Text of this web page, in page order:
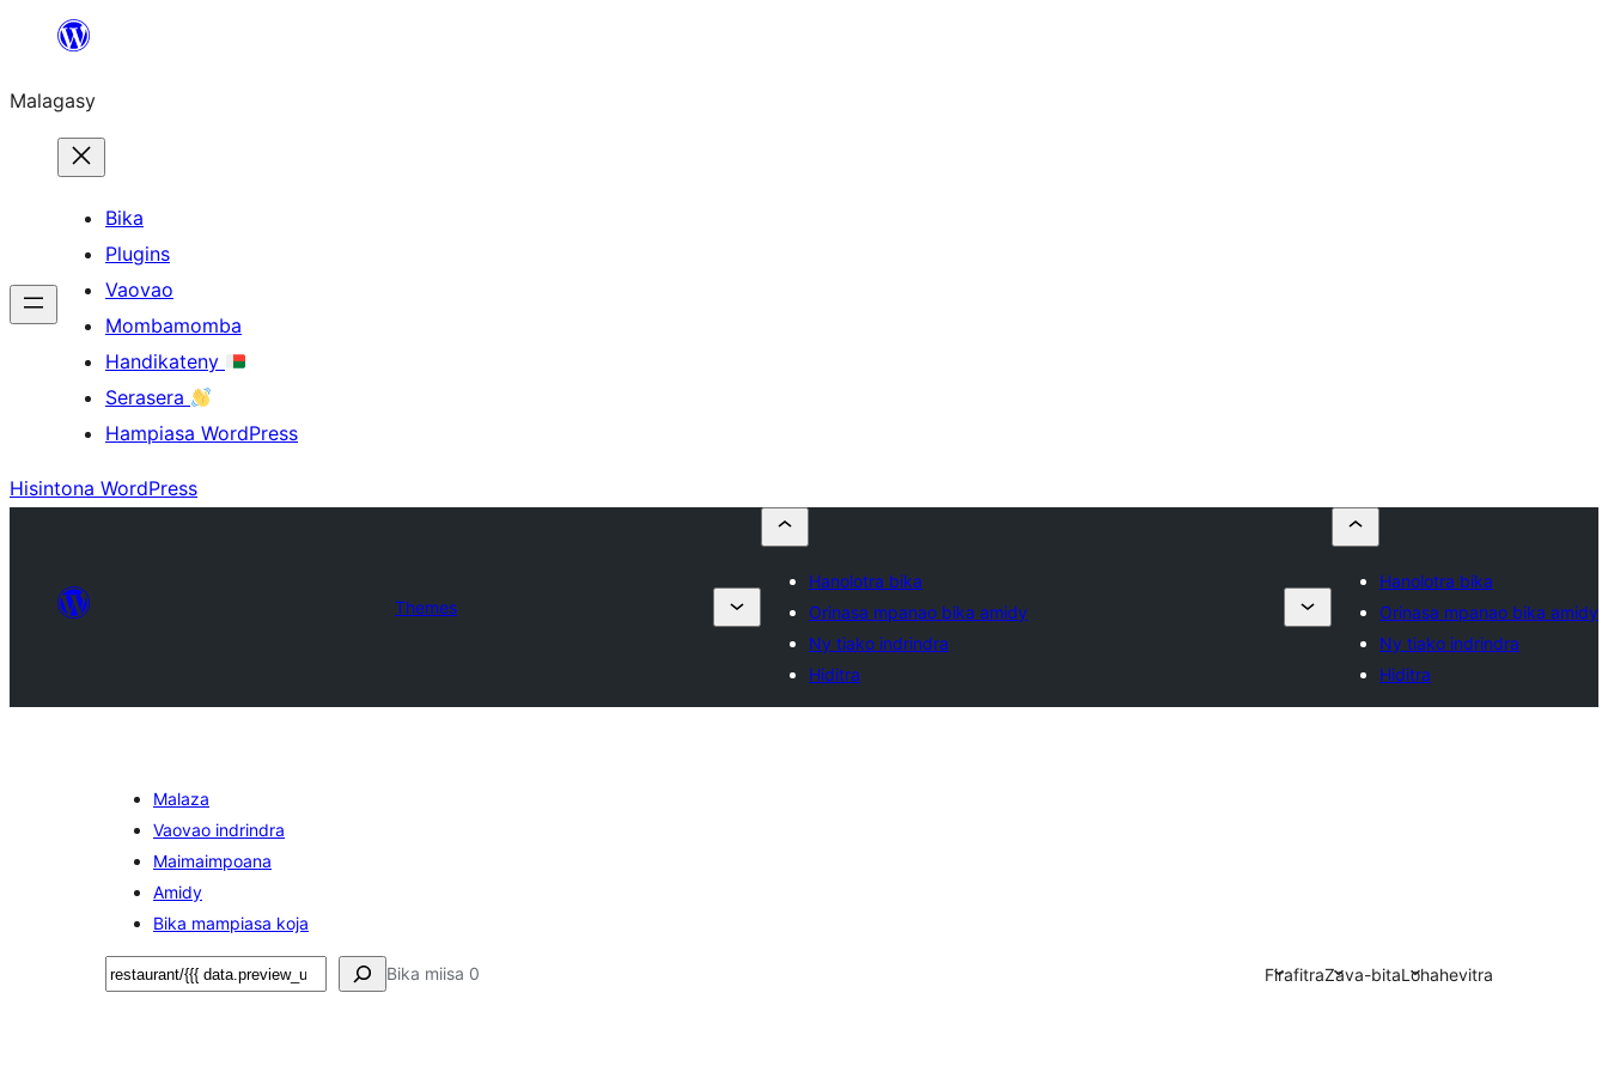
Hakany
ventiny
Malagasy
Bika
Plugins
Vaovao
Mombamomba
Handikateny
Serasera
Hampiasa WordPress
Hisintona WordPress
Themes
Hanolotra bika
Orinasa mpanao bika amidy
Ny tiako indrindra
Hiditra
Hanolotra bika
Orinasa mpanao bika amidy
Ny tiako indrindra
Hiditra
Malaza
Vaovao indrindra
Maimaimpoana
Amidy
Bika mampiasa koja
Karoka Bika miisa 0 FirafitraZava-bitaLohahevitra